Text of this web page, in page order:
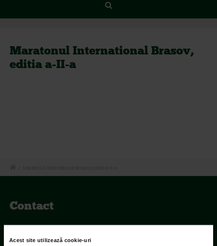
Acest site utilizează cookie-uri
Maratonul International Brasov,
editia a-II-a
Contact
Adresa:
Str Islaz nr. 2 Sector 1 Bucuresti